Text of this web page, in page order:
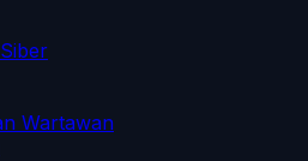
Wartawan